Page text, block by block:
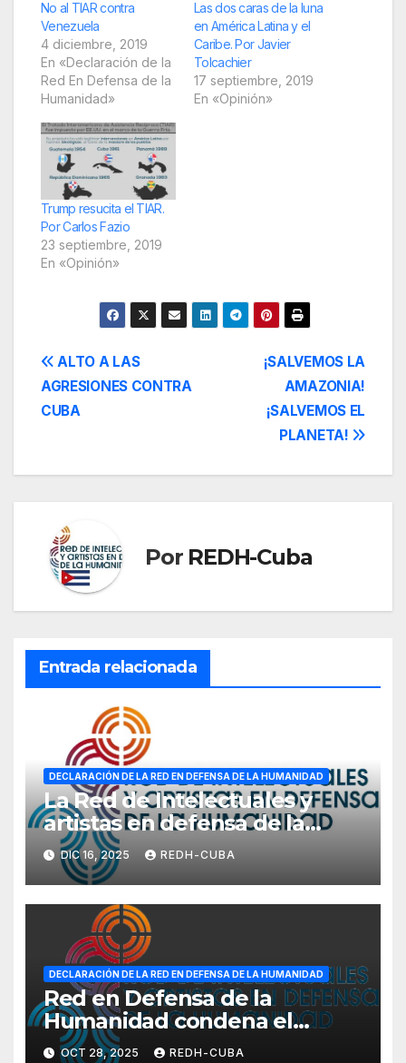
No al TIAR contra
Venezuela
4 diciembre, 2019
En «Declaración de la
Red En Defensa de la
Humanidad»
Las dos caras de la luna
en América Latina y el
Caribe. Por Javier
Tolcachier
17 septiembre, 2019
En «Opinión»
Trump resucita el TIAR.
Por Carlos Fazio
23 septiembre, 2019
En «Opinión»
Navegación
de
¡SALVEMOS LA
AMAZONIA!
¡SALVEMOS EL
PLANETA!
ALTO A LAS
AGRESIONES CONTRA
CUBA
Por REDH-Cuba
Entrada relacionada
DECLARACIÓN DE LA RED EN DEFENSA DE LA HUMANIDAD
La Red de Intelectuales y
artistas en defensa de la
humanidad rechaza grosera
amenaza de bloqueo
petrolero total con Venezuela
DIC 16, 2025 REDH-CUBA
DECLARACIÓN DE LA RED EN DEFENSA DE LA HUMANIDAD
Red en Defensa de la
Humanidad condena el
inhumano bloqueo de los
OCT 28, 2025 REDH-CUBA